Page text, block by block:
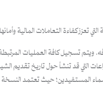
تعزز كفاءة التعاملات المالية
ويتم تسجيل كافة العمليات
التي قد تنشأ حول تاريخ تقديم
أسماء المستفيدين؛ حيث تعتمد